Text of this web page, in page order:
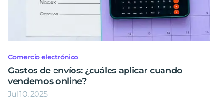
Comercio electrónico
Gastos de envíos: ¿cuáles aplicar cuando
vendemos online?
Jul 10, 2025